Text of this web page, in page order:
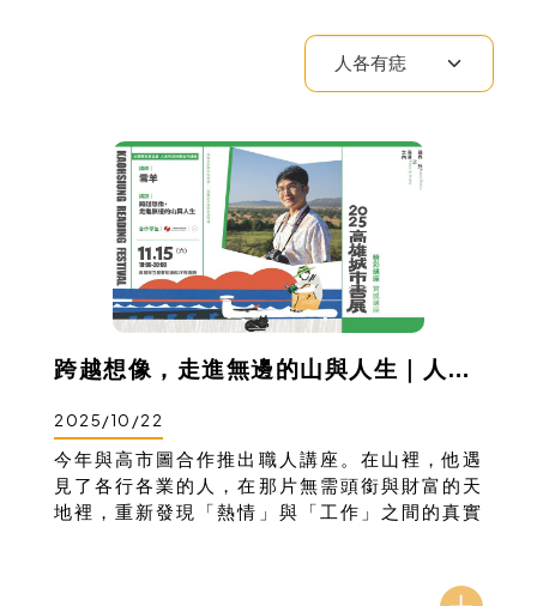
跨越想像，走進無邊的山與人生｜人各有痣職涯探索講座
2025/10/22
今年與高市圖合作推出職人講座。在山裡，他遇
見了各行各業的人，在那片無需頭銜與財富的天
地裡，重新發現「熱情」與「工作」之間的真實